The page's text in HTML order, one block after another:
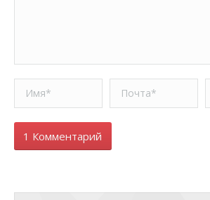
Имя * Почта *
1 Комментарий